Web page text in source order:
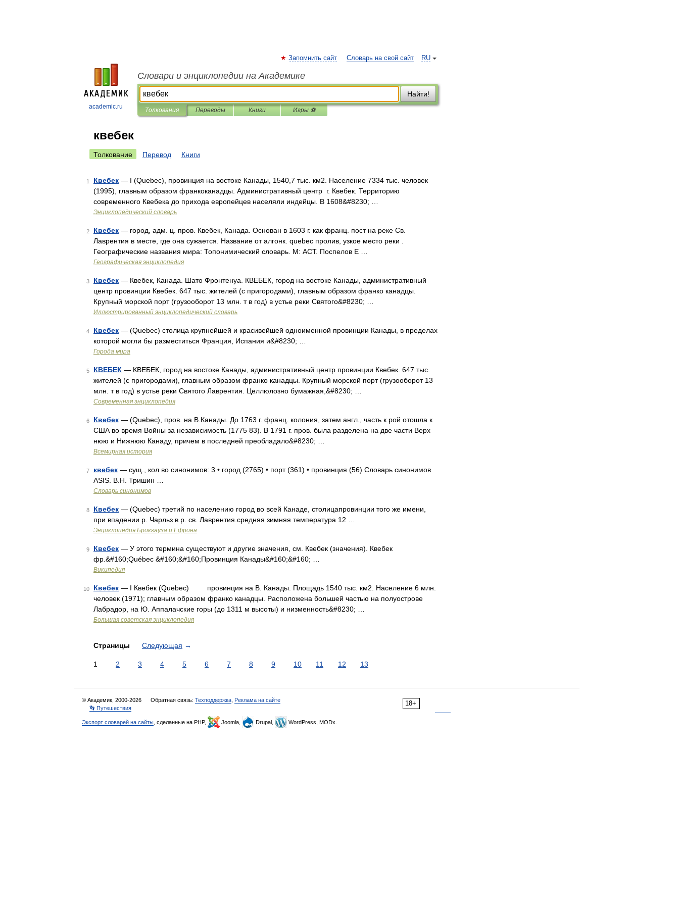
academic.ru
RU
Запомнить сайт Словарь на свой сайт
Словари и энциклопедии на Академике
Найти!
Толкования Переводы Книги Игры ⚽
квебек
Толкование Перевод Книги
1 Квебек — I (Quebec), провинция на востоке Канады, 1540,7 тыс. км2. Население 7334 тыс. человек
(1995), главным образом франкоканадцы. Административный центр г. Квебек. Территорию
современного Квебека до прихода европейцев населяли индейцы. В 1608&#8230; …
Энциклопедический словарь
2 Квебек — город, адм. ц. пров. Квебек, Канада. Основан в 1603 г. как франц. пост на реке Св.
Лаврентия в месте, где она сужается. Название от алгонк. quebec пролив, узкое место реки .
Географические названия мира: Топонимический словарь. М: АСТ. Поспелов Е …
Географическая энциклопедия
3 Квебек — Квебек, Канада. Шато Фронтенуа. КВЕБЕК, город на востоке Канады, административный
центр провинции Квебек. 647 тыс. жителей (с пригородами), главным образом франко канадцы.
Крупный морской порт (грузооборот 13 млн. т в год) в устье реки Святого&#8230; …
Иллюстрированный энциклопедический словарь
4 Квебек — (Quebec) столица крупнейшей и красивейшей одноименной провинции Канады, в пределах
которой могли бы разместиться Франция, Испания и&#8230; …
Города мира
5 КВЕБЕК — КВЕБЕК, город на востоке Канады, административный центр провинции Квебек. 647 тыс.
жителей (с пригородами), главным образом франко канадцы. Крупный морской порт (грузооборот 13
млн. т в год) в устье реки Святого Лаврентия. Целлюлозно бумажная,&#8230; …
Современная энциклопедия
6 Квебек — (Quebec), пров. на В.Канады. До 1763 г. франц. колония, затем англ., часть к рой отошла к
США во время Войны за независимость (1775 83). В 1791 г. пров. была разделена на две части Верх
нюю и Нижнюю Канаду, причем в последней преобладало&#8230; …
Всемирная история
7 квебек — сущ., кол во синонимов: 3 • город (2765) • порт (361) • провинция (56) Словарь синонимов
ASIS. В.Н. Тришин …
Словарь синонимов
8 Квебек — (Quebec) третий по населению город во всей Канаде, столицапровинции того же имени,
при впадении р. Чарльз в р. св. Лаврентия.средняя зимняя температура 12 …
Энциклопедия Брокгауза и Ефрона
9 Квебек — У этого термина существуют и другие значения, см. Квебек (значения). Квебек
фр.&#160;Québec &#160;&#160;Провинция Канады&#160;&#160; …
Википедия
10 Квебек — I Квебек (Quebec) провинция на В. Канады. Площадь 1540 тыс. км2. Население 6 млн.
человек (1971); главным образом франко канадцы. Расположена большей частью на полуострове
Лабрадор, на Ю. Аппалачские горы (до 1311 м высоты) и низменность&#8230; …
Большая советская энциклопедия
Страницы Следующая →
1 2 3 4 5 6 7 8 9 10 11 12 13
18+
© Академик, 2000-2026 Обратная связь: Техподдержка Реклама на сайте
👣 Путешествия
Экспорт словарей на сайты , сделанные на PHP, Joomla, Drupal, WordPress, MODx.